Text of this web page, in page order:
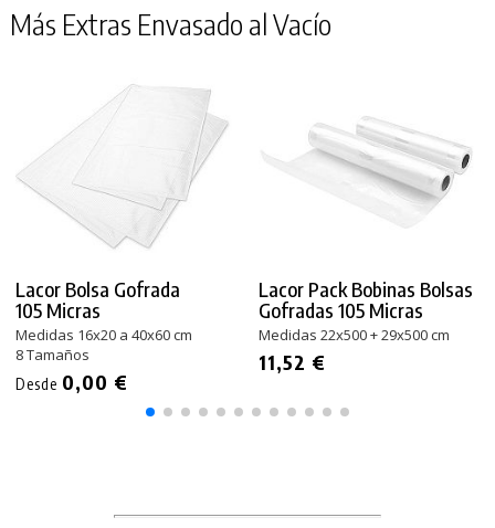
Más Extras Envasado al Vacío
Lacor Bolsa Gofrada
105 Micras
Medidas 16x20 a 40x60 cm
8 Tamaños
Desde 0,00 €
Lacor Pack Bobinas Bolsas
Gofradas 105 Micras
Medidas 22x500 + 29x500 cm
11,52 €